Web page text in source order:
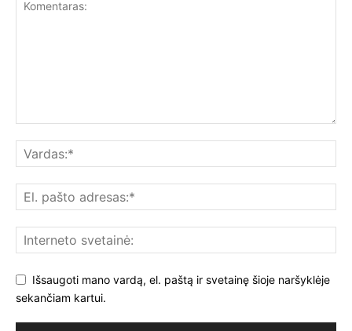
Išsaugoti mano vardą, el. paštą ir svetainę šioje naršyklėje
sekančiam kartui.